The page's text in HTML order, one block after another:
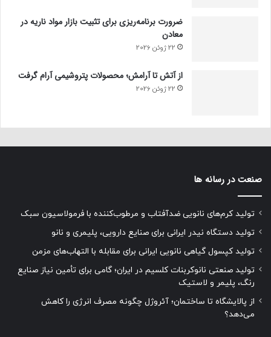
ضرورت برنامه‌ریزی برای تثبیت بازار مواد ناریه در
معادن
22 ژوئن 2026
از آتش تا آرامش؛ محصولات پتروشیمی آرام گرفت
22 ژوئن 2026
صنعت در رسانه ها
تولید کرم‌های نانویی ضدآفتاب و مرطوب‌کننده با فرمولاسیون سبک
تولید دستگاه نیدر ایرانی برای صنایع دارویی، پلیمری و نانو
تولید کپسول گیاهی نانویی ایرانی برای مقابله با التهاب‌های مزمن
تولید صنعتی نانوکربنات کلسیم در ایران؛ گامی برای تأمین نیاز صنایع
رنگ، پلیمر و لاستیک
از پالایشگاه تا ساختمان؛ آئروژل چگونه مصرف انرژی را کاهش
می‌دهد؟